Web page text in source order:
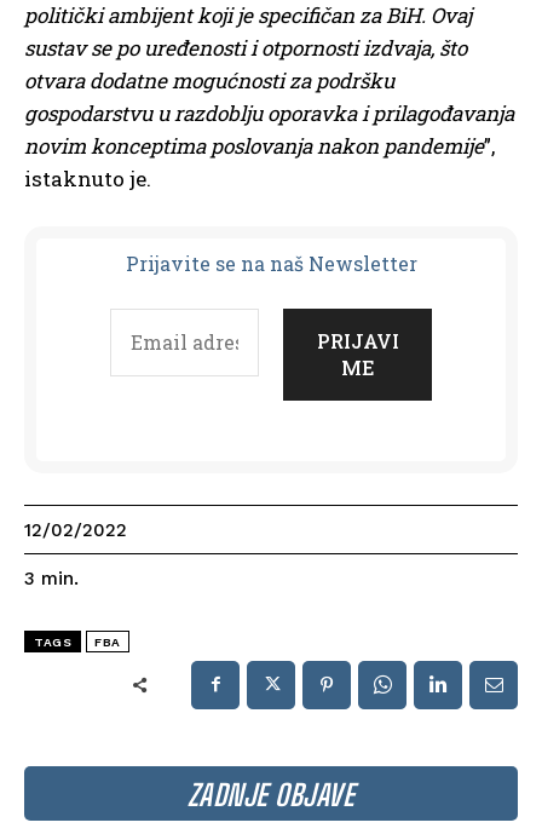
ZADNJE OBJAVE
politički ambijent koji je specifičan za BiH. Ovaj
sustav se po uređenosti i otpornosti izdvaja, što
otvara dodatne mogućnosti za podršku
gospodarstvu u razdoblju oporavka i prilagođavanja
novim konceptima poslovanja nakon pandemije”,
istaknuto je.
Prijavite se na naš Newsletter
12/02/2022
3 min.
TAGS FBA